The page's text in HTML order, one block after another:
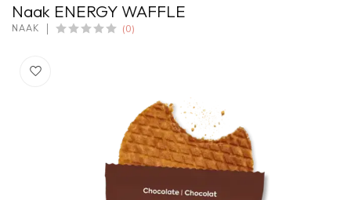
Naak ENERGY WAFFLE
NAAK (0)